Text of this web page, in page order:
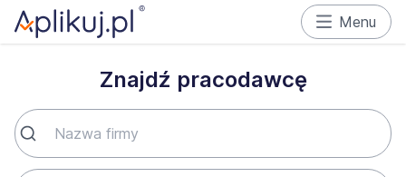
Menu
Znajdź pracodawcę